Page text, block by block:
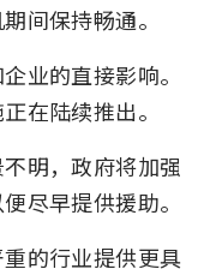
间保持畅通。
业的直接影响。
在陆续推出。
明，政府将加强
尽早提供援助。
的行业提供更具